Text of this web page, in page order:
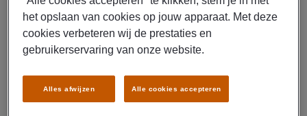
Signaleren van afwijkingen bij logistieke partners en
ondernemen van passende acties
Beoordelen of transportmogelijkheden aansluiten bij
Bewaken van de nauwkeurigheid van logistieke data
en transportkosten en verwerken van aanvullende
het opslaan van cookies op jouw apparaat. Met deze
cookies verbeteren wij de prestaties en
gebruikerservaring van onze website.
Alles afwijzen Alle cookies accepteren